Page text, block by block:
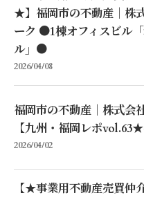
★】福岡市の不動産｜株
ーク ●1棟オフィスビル
ル」●
2026/04/08
福岡市の不動産｜株式会
【九州・福岡レポvol.63★
2026/04/02
【★事業用不動産売買仲